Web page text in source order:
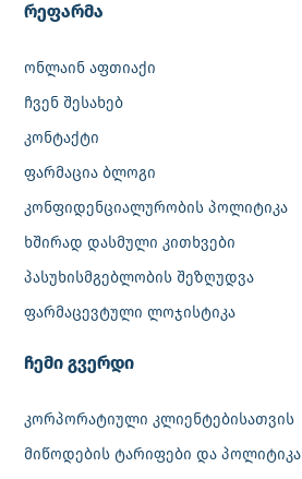
რეფარმა
ონლაინ აფთიაქი
ჩვენ შესახებ
კონტაქტი
ფარმაცია ბლოგი
კონფიდენციალურობის პოლიტიკა
ხშირად დასმული კითხვები
პასუხისმგებლობის შეზღუდვა
ფარმაცევტული ლოჯისტიკა
‎ჩემი გვერდი
კორპორატიული კლიენტებისათვის
მიწოდების ტარიფები და პოლიტიკა